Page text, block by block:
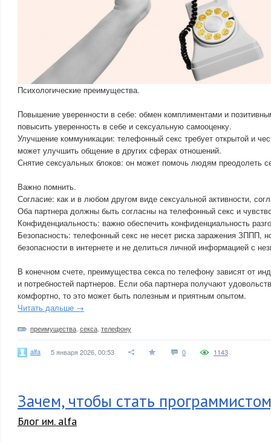
Психологические преимущества.
Повышение уверенности в себе: обмен комплиментами и
повысить уверенность в себе и сексуальную самооценку.
Улучшение коммуникации: телефонный секс требует открытой и
может улучшить общение в других сферах отношений.
Снятие сексуальных блоков: он может помочь людям преодолеть
Важно помнить.
Согласие: как и в любом другом виде сексуальной активности,
Оба партнера должны быть согласны на телефонный секс и
Конфиденциальность: важно обеспечить конфиденциальность
Безопасность: телефонный секс не несет риска заражения ЗППП,
безопасности в интернете и не делиться личной информацией с
В конечном счете, преимущества секса по телефону зависят от
и потребностей партнеров. Если оба партнера получают
комфортно, то это может быть полезным и приятным опытом.
Читать дальше →
преимущества секса телефону
alfa 5 января 2026, 00:53 0 1143
Зачем, чтобы стать
Блог им. alfa